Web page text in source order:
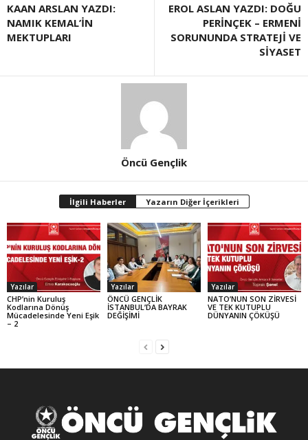
KAAN ARSLAN YAZDI:
NAMIK KEMAL’İN
MEKTUPLARI
EROL ASLAN YAZDI: DOĞU
PERİNÇEK – ERMENİ
SORUNUNDA STRATEJİ VE
SİYASET
Öncü Gençlik
İlgili Haberler Yazarın Diğer İçerikleri
Yazılar
CHP’nin Kuruluş
Kodlarına Dönüş
Mücadelesinde Yeni Eşik
– 2
Yazılar
ÖNCÜ GENÇLİK
İSTANBUL’DA BAYRAK
DEĞİŞİMİ
Yazılar
NATO’NUN SON ZİRVESİ
VE TEK KUTUPLU
DÜNYANIN ÇÖKÜŞÜ